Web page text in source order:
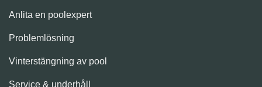
Anlita en poolexpert
Problemlösning
Vinterstängning av pool
Service & underhåll